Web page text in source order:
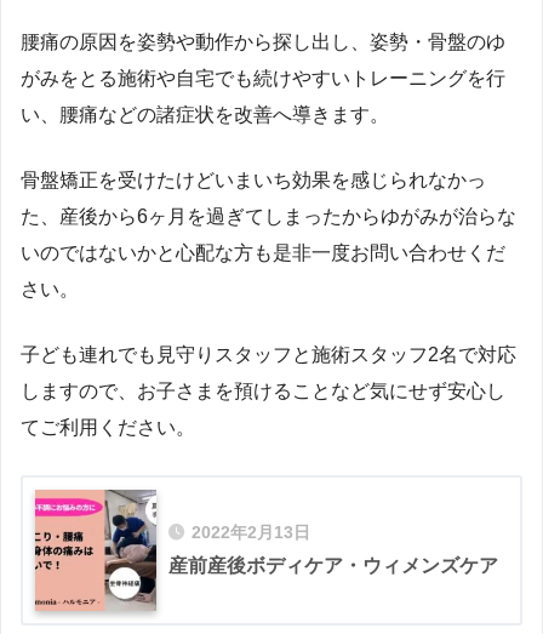
腰痛の原因を姿勢や動作から探し出し、姿勢・骨盤のゆ
がみをとる施術や自宅でも続けやすいトレーニングを行
い、腰痛などの諸症状を改善へ導きます。
骨盤矯正を受けたけどいまいち効果を感じられなかっ
た、産後から6ヶ月を過ぎてしまったからゆがみが治らな
いのではないかと心配な方も是非一度お問い合わせくだ
さい。
子ども連れでも見守りスタッフと施術スタッフ2名で対応
しますので、お子さまを預けることなど気にせず安心し
てご利用ください。
2022年2月13日
産前産後ボディケア・ウィメンズケア